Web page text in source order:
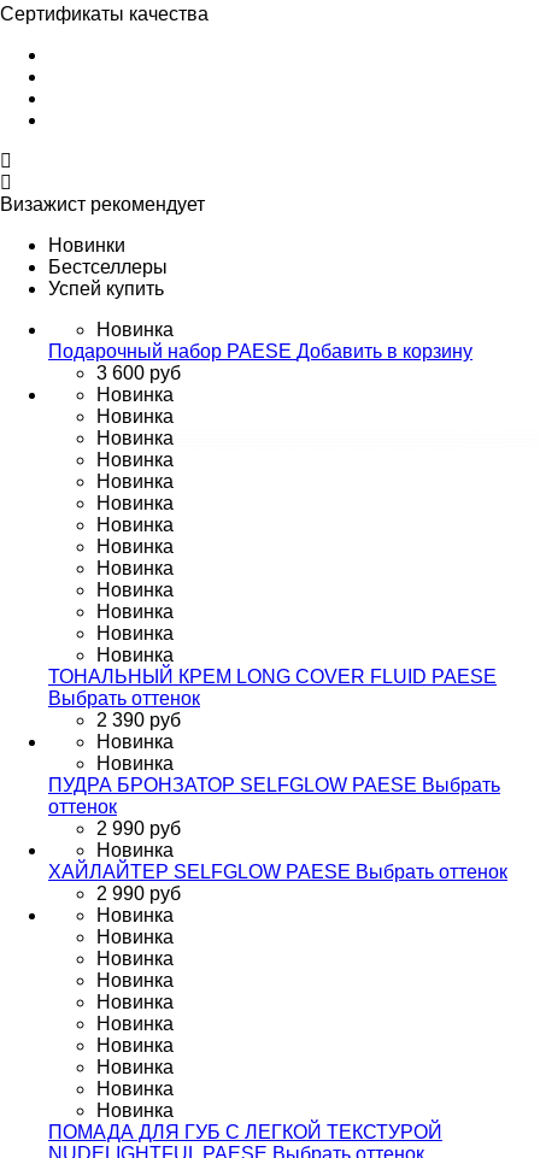
Сертификаты качества
Визажист рекомендует
Новинки
Бестселлеры
Успей купить
Новинка
Подарочный набор PAESE Добавить в корзину
3 600 руб
Новинка
Новинка
Новинка
Новинка
Новинка
Новинка
Новинка
Новинка
Новинка
Новинка
Новинка
Новинка
Новинка
ТОНАЛЬНЫЙ КРЕМ LONG COVER FLUID PAESE
Выбрать оттенок
2 390 руб
Новинка
Новинка
ПУДРА БРОНЗАТОР SELFGLOW PAESЕ Выбрать
оттенок
2 990 руб
Новинка
ХАЙЛАЙТЕР SELFGLOW PAESE Выбрать оттенок
2 990 руб
Новинка
Новинка
Новинка
Новинка
Новинка
Новинка
Новинка
Новинка
Новинка
Новинка
ПОМАДА ДЛЯ ГУБ С ЛЕГКОЙ ТЕКСТУРОЙ
NUDELIGHTFUL PAESE Выбрать оттенок